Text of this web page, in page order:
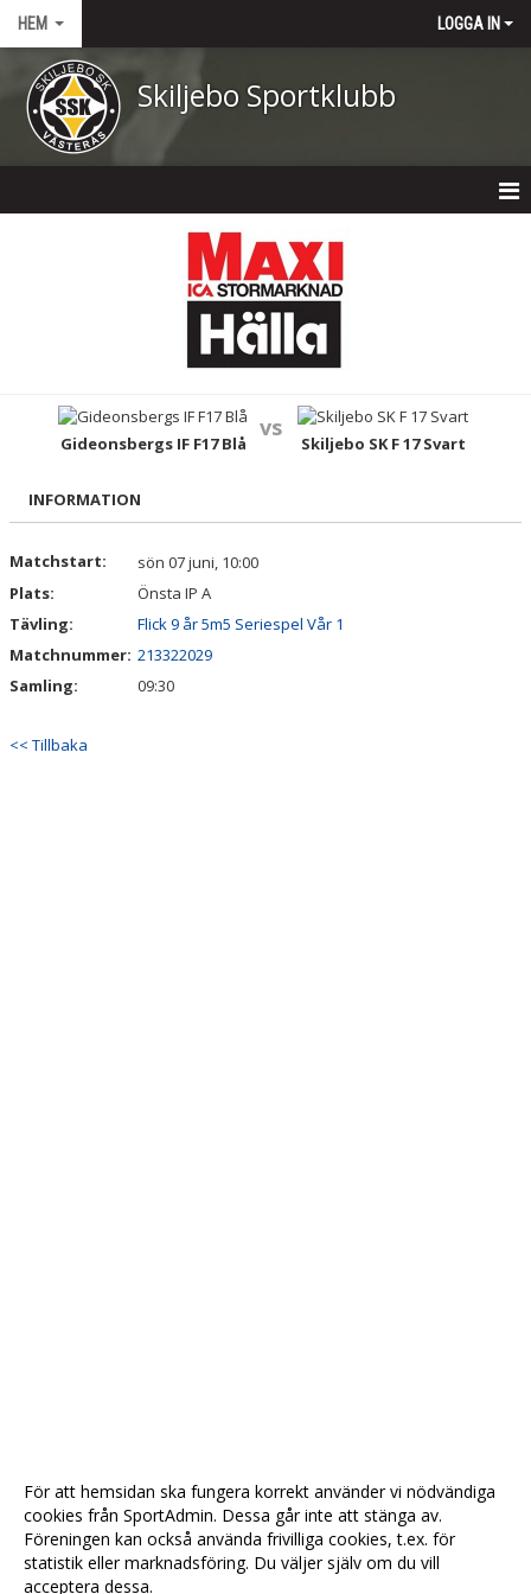
HEM LOGGA IN
Skiljebo Sportklubb
KALENDER
DOKUMENT
MATCHER
BÖRJA I SKILJEBO SK
BOKNING KLUBBHUSET
VÅRA AVGIFTER
Gideonsbergs IF F17 Blå
vs
Skiljebo SK F 17 Svart
INFORMATION
Matchstart:
sön 07 juni, 10:00
Plats:
Önsta IP A
Tävling:
Flick 9 år 5m5 Seriespel Vår 1
Matchnummer: 213322029
Samling:
09:30
<< Tillbaka
För att hemsidan ska fungera korrekt använder vi nödvändiga
cookies från SportAdmin. Dessa går inte att stänga av.
Föreningen kan också använda frivilliga cookies, t.ex. för
statistik eller marknadsföring. Du väljer själv om du vill
acceptera dessa.